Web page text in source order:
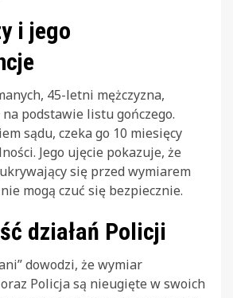
i jego
45-letni mężczyzna,
podstawie listu gończego.
sądu, czeka go 10 miesięcy
Jego ujęcie pokazuje, że
się przed wymiarem
mogą czuć się bezpiecznie.
działań Policji
dowodzi, że wymiar
Policja są nieugięte w swoich